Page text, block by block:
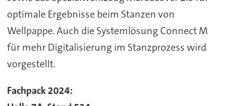
optimale Ergebnisse beim Stanzen von
Wellpappe. Auch die Systemlösung Connect M
für mehr Digitalisierung im Stanzprozess wird
vorgestellt.
Fachpack 2024: